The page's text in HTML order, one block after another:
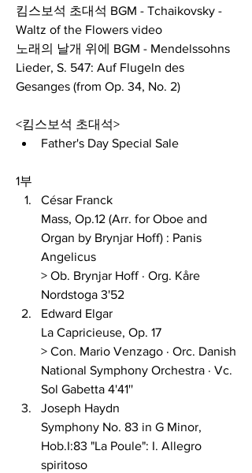
킴스보석 초대석 BGM - Tchaikovsky -
Waltz of the Flowers video
노래의 날개 위에 BGM - Mendelssohns
Lieder, S. 547: Auf Flugeln des
Gesanges (from Op. 34, No. 2)
<킴스보석 초대석>
Father's Day Special Sale
1부
César Franck
Mass, Op.12 (Arr. for Oboe and
Organ by Brynjar Hoff) : Panis
Angelicus
> Ob. Brynjar Hoff · Org. Kåre
Nordstoga 3'52
Edward Elgar
La Capricieuse, Op. 17
> Con. Mario Venzago · Orc. Danish
National Symphony Orchestra · Vc.
Sol Gabetta 4'41''
Joseph Haydn
Symphony No. 83 in G Minor,
Hob.I:83 "La Poule": I. Allegro
spiritoso